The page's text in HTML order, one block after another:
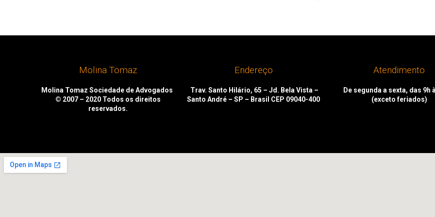
Molina Tomaz
Molina Tomaz Sociedade de Advogados
© 2007 – 2020 Todos os direitos
reservados.
Endereço
Trav. Santo Hilário, 65 – Jd. Bela Vista –
Santo André – SP – Brasil CEP 09040-400
Atendimento
De segunda a sexta, das 9h
(exceto feriados)